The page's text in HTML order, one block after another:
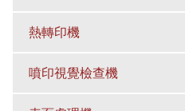
熱轉印機
噴印視覺檢查機